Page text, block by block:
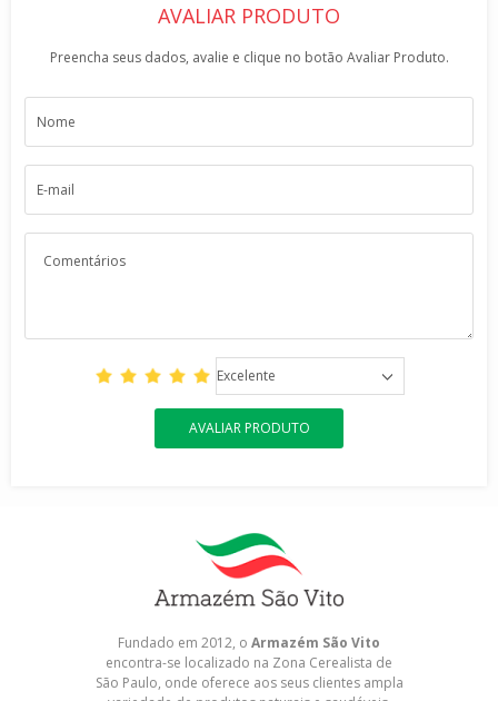
AVALIAR PRODUTO
Preencha seus dados, avalie e clique no botão Avaliar Produto.
Excelente
AVALIAR PRODUTO
Fundado em 2012, o Armazém São Vito
encontra-se localizado na Zona Cerealista de
São Paulo, onde oferece aos seus clientes ampla